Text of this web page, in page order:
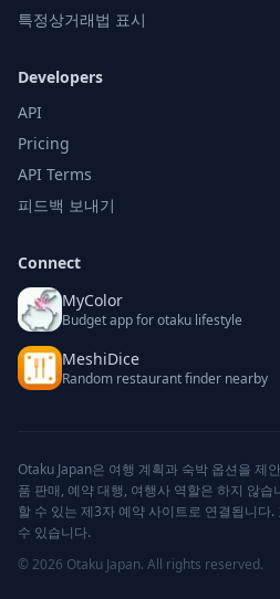
특정상거래법 표시
Developers
API
Pricing
API Terms
피드백 보내기
Connect
MyColor
Budget app for otaku lifestyle
MeshiDice
Random restaurant finder nearby
Otaku Japan은 여행 계획과 숙박 옵션을 제
품 판매, 예약 대행, 여행사 역할은 하지 않
할 수 있는 제3자 예약 사이트로 연결됩니다
수 있습니다.
© 2026 Otaku Japan. All rights reserved.